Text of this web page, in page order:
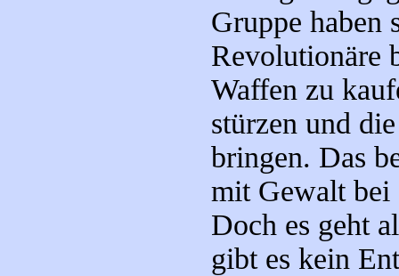
Gruppe haben
Revolutionäre
Waffen zu
stürzen und
bringen. Das
mit Gewalt bei
Doch es geht
gibt es kein